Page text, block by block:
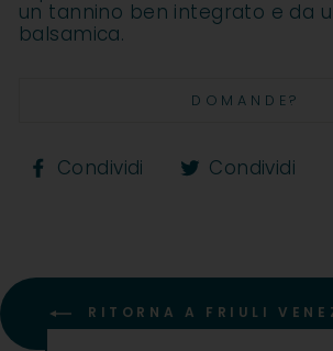
un tannino ben integrato e da
balsamica.
DOMANDE?
Condividi
CondividiCondividi
RITORNA A FRIULI